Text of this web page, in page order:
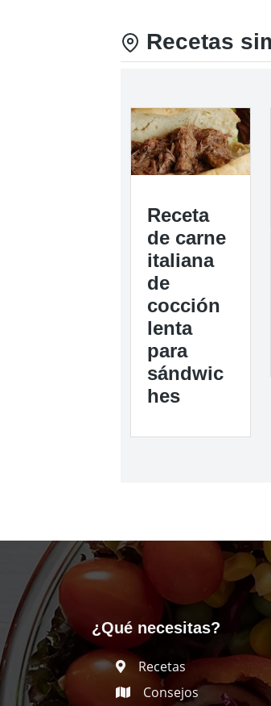
Recetas
Receta
de carne
italiana
de
cocción
lenta
para
sándwic
hes
¿Qué necesitas?
Recetas
Consejos